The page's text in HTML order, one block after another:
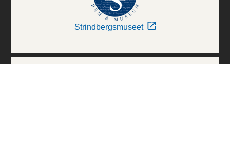
Strindbergsmuseet